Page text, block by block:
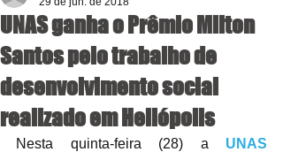
UNAS ganha o Prêmio Milton
Santos pelo trabalho de
desenvolvimento social
realizado em Heliópolis
Nesta quinta-feira (28) a UNAS